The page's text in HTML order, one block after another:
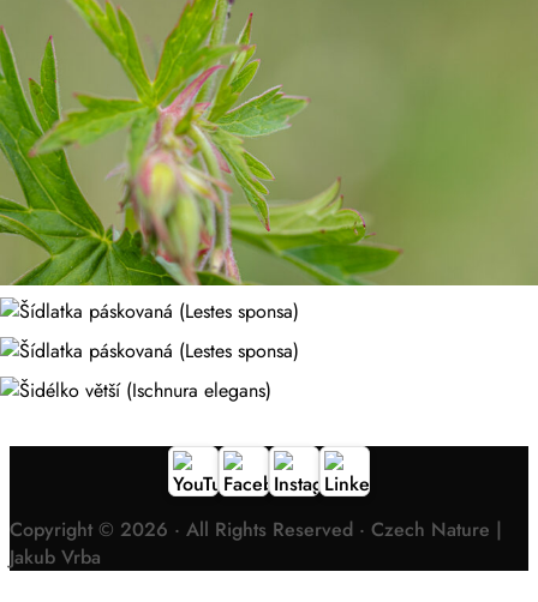
Copyright © 2026 · All Rights Reserved · Czech Nature |
Jakub Vrba